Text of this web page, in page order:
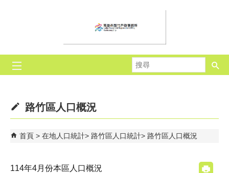
尋
路竹區人口概況
首頁 在地人口統計 路竹區人口統計 路竹區人口概況
114年4月份本區人口概況